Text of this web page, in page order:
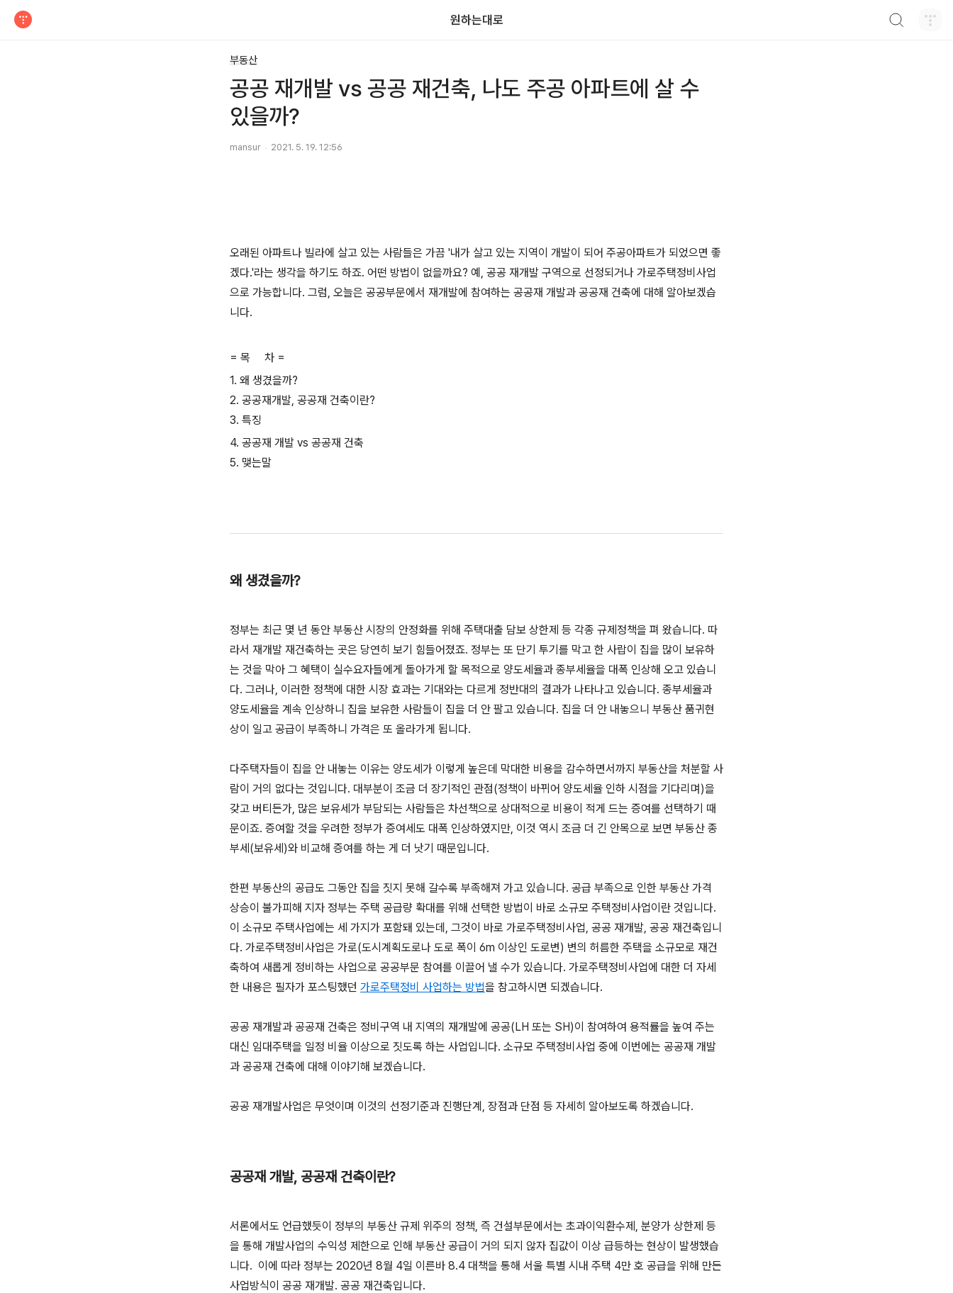
원하는대로
부동산
공공 재개발 vs 공공 재건축, 나도 주공 아파트에 살 수
있을까?
mansur 2021. 5. 19. 12:56
오래된 아파트나 빌라에 살고 있는 사람들은 가끔 '내가 살고 있는 지역이 개발이 되어 주공아파트가 되었으면 좋
겠다.'라는 생각을 하기도 하죠. 어떤 방법이 없을까요? 예, 공공 재개발 구역으로 선정되거나 가로주택정비사업
으로 가능합니다. 그럼, 오늘은 공공부문에서 재개발에 참여하는 공공재 개발과 공공재 건축에 대해 알아보겠습
니다.
= 목 차 =
1. 왜 생겼을까?
2. 공공재개발, 공공재 건축이란?
3. 특징
4. 공공재 개발 vs 공공재 건축
5. 맺는말
왜 생겼을까?
정부는 최근 몇 년 동안 부동산 시장의 안정화를 위해 주택대출 담보 상한제 등 각종 규제정책을 펴 왔습니다. 따
라서 재개발 재건축하는 곳은 당연히 보기 힘들어졌죠. 정부는 또 단기 투기를 막고 한 사랍이 집을 많이 보유하
는 것을 막아 그 혜택이 실수요자들에게 돌아가게 할 목적으로 양도세율과 종부세율을 대폭 인상해 오고 있습니
다. 그러나, 이러한 정책에 대한 시장 효과는 기대와는 다르게 정반대의 결과가 나타나고 있습니다. 종부세율과
양도세율을 계속 인상하니 집을 보유한 사람들이 집을 더 안 팔고 있습니다. 집을 더 안 내놓으니 부동산 품귀현
상이 일고 공급이 부족하니 가격은 또 올라가게 됩니다.
다주택자들이 집을 안 내놓는 이유는 양도세가 이렇게 높은데 막대한 비용을 감수하면서까지 부동산을 처분할 사
람이 거의 없다는 것입니다. 대부분이 조금 더 장기적인 관점(정책이 바뀌어 양도세율 인하 시점을 기다리며)을
갖고 버티든가, 많은 보유세가 부담되는 사람들은 차선책으로 상대적으로 비용이 적게 드는 증여를 선택하기 때
문이죠. 증여할 것을 우려한 정부가 증여세도 대폭 인상하였지만, 이것 역시 조금 더 긴 안목으로 보면 부동산 종
부세(보유세)와 비교해 증여를 하는 게 더 낫기 때문입니다.
한편 부동산의 공급도 그동안 집을 짓지 못해 갈수록 부족해져 가고 있습니다. 공급 부족으로 인한 부동산 가격
상승이 불가피해 지자 정부는 주택 공급량 확대를 위해 선택한 방법이 바로 소규모 주택정비사업이란 것입니다.
이 소규모 주택사업에는 세 가지가 포함돼 있는데, 그것이 바로 가로주택정비사업, 공공 재개발, 공공 재건축입니
다. 가로주택정비사업은 가로(도시계획도로나 도로 폭이 6m 이상인 도로변) 변의 허름한 주택을 소규모로 재건
축하여 새롭게 정비하는 사업으로 공공부문 참여를 이끌어 낼 수가 있습니다. 가로주택정비사업에 대한 더 자세
한 내용은 필자가 포스팅했던 가로주택정비 사업하는 방법을 참고하시면 되겠습니다.
공공 재개발과 공공재 건축은 정비구역 내 지역의 재개발에 공공(LH 또는 SH)이 참여하여 용적률을 높여 주는
대신 임대주택을 일정 비율 이상으로 짓도록 하는 사업입니다. 소규모 주택정비사업 중에 이번에는 공공재 개발
과 공공재 건축에 대해 이야기해 보겠습니다.
공공 재개발사업은 무엇이며 이것의 선정기준과 진행단계, 장점과 단점 등 자세히 알아보도록 하겠습니다.
공공재 개발, 공공재 건축이란?
서론에서도 언급했듯이 정부의 부동산 규제 위주의 정책, 즉 건설부문에서는 초과이익환수제, 분양가 상한제 등
을 통해 개발사업의 수익성 제한으로 인해 부동산 공급이 거의 되지 않자 집값이 이상 급등하는 현상이 발생했습
니다. 이에 따라 정부는 2020년 8월 4일 이른바 8.4 대책을 통해 서울 특별 시내 주택 4만 호 공급을 위해 만든
사업방식이 공공 재개발. 공공 재건축입니다.